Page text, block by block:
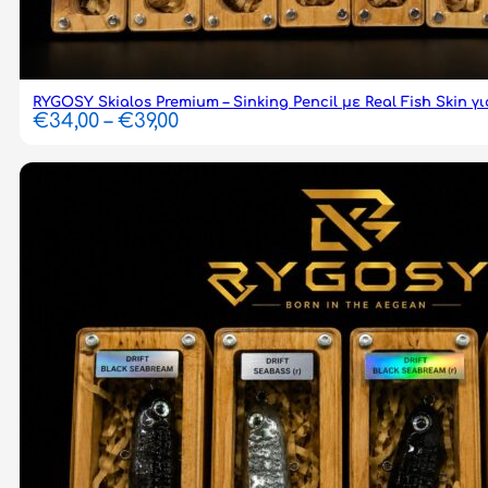
RYGOSY Skialos Premium – Sinking Pencil με Real Fish Skin
€34,00 – €39,00Price
€34,00